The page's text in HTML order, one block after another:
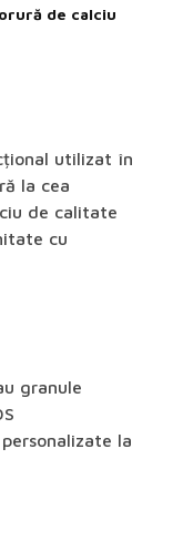
de calciu
utilizat în
la cea
de calitate
cu
granule
la